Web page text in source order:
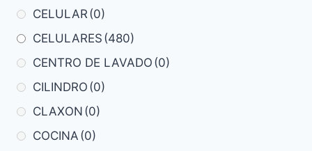
CELULAR (0)
CELULARES (480)
CENTRO DE LAVADO (0)
CILINDRO (0)
CLAXON (0)
COCINA (0)